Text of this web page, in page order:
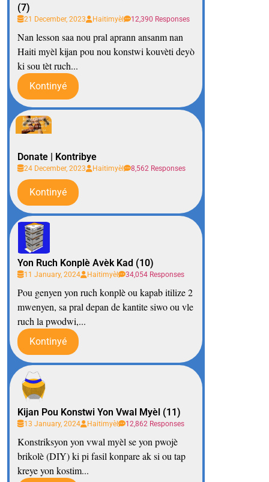
(7)
21 December, 2023 Haitimyèl 12,390 Responses
Nan lesson saa nou pral aprann ansanm nan
Haiti myèl kijan pou nou konstwi kouvèti deyò
ki sou tèt ruch...
Kontinyé
Donate | Kontribye
24 December, 2023 Haitimyèl 8,562 Responses
Kontinyé
Yon Ruch Konplè Avèk Kad (10)
11 January, 2024 Haitimyèl 34,054 Responses
Pou genyen yon ruch konplè ou kapab itilize 2
mwenyen, sa pral depan de kantite siwo ou vle
ruch la pwodwi,...
Kontinyé
Kijan Pou Konstwi Yon Vwal Myèl (11)
13 January, 2024 Haitimyèl 12,862 Responses
Konstriksyon yon vwal myèl se yon pwojè
brikolè (DIY) ki pi fasil konpare ak si ou tap
kreye yon kostim...